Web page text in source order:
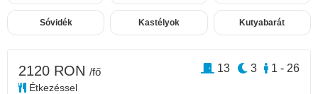
Sóvidék Kastélyok Kutyabarát
2120 RON /fő
Étkezéssel
1 - 26
3
13